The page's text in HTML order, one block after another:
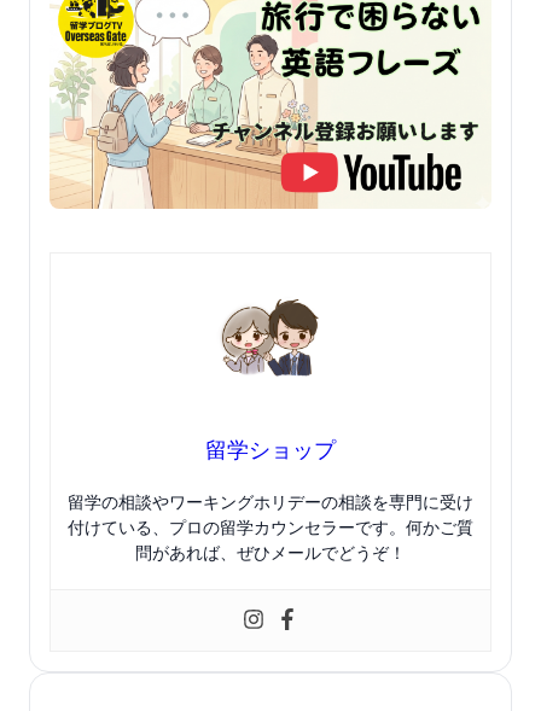
留学ショップ
留学の相談やワーキングホリデーの相談を専門に受け
付けている、プロの留学カウンセラーです。何かご質
問があれば、ぜひメールでどうぞ！